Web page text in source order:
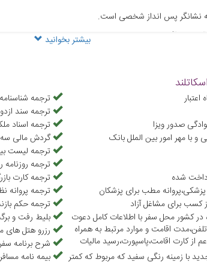
نشانگر پس انداز شخصی است.
معتبرتان
بیشتر بخوانید
ترجمه شناسنامه
ترجمه سند
صدور ویزا
ترجمه اسناد
و با مهر امور بین الملل بانک
گردش مالی
ترجمه لیست
ترجمه
شده
ترجمه کارت
پزشکی،پروانه مطب برای پزشکان
ترجمه پروانه
کسب برای مشاغل آزاد
ترجمه حکم
کشور محل سفر با اطلاعات کامل دعوت
اقامت و موارد مرتبط به همراه
کارت اقامت،پاسپورت،رسید مالیات
بلیط رفت و
رزرو هتل های
شرح برنامه سفر
قطعه عکس 3.5 در 4.5 جدید با زمینه رنگی سفید که مربوط که کمتر
بیمه نامه